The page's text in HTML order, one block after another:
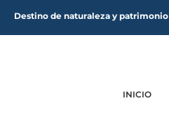
Destino de naturaleza y patrimonio
INICIO